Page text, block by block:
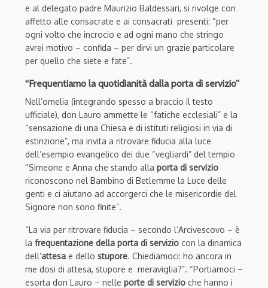
e al delegato padre Maurizio Baldessari, si rivolge con
affetto alle consacrate e ai consacrati presenti: “per
ogni volto che incrocio e ad ogni mano che stringo
avrei motivo – confida – per dirvi un grazie particolare
per quello che siete e fate”.
“Frequentiamo la quotidianità dalla porta di servizio”
Nell’omelia (integrando spesso a braccio il testo
ufficiale), don Lauro ammette le “fatiche ecclesiali” e la
“sensazione di una Chiesa e di istituti religiosi in via di
estinzione”, ma invita a ritrovare fiducia alla luce
dell’esempio evangelico dei due “vegliardi” del tempio
“Simeone e Anna che stando alla porta di servizio
riconoscono nel Bambino di Betlemme la Luce delle
genti e ci aiutano ad accorgerci che le misericordie del
Signore non sono finite”.
“La via per ritrovare fiducia – secondo l’Arcivescovo – è
la frequentazione della porta di servizio con la dinamica
dell’attesa e dello stupore. Chiediamoci: ho ancora in
me dosi di attesa, stupore e meraviglia?”. “Portiamoci –
esorta don Lauro – nelle porte di servizio che hanno i